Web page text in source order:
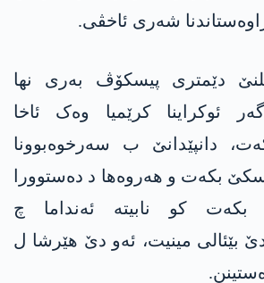
شەری ئاخڤی.
دێمتری پیسکۆڤ بەری نها
ئوکراینا کرێمیا وەک ئاخا
دانپێدانێ ب سەرخوەبوونا
بکەت و هەروه‌ها د دەستوورا
کو نابیته‌ ئەنداما چ
دێ بێئالی مینیت، ئەو دێ هێرشا ل